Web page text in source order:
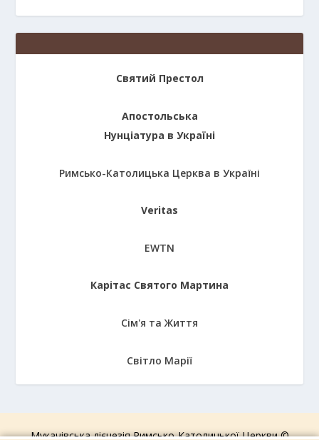
Святий Престол
Апостольська
Нунціатура в Україні
Римсько-Католицька Церква в Україні
Veritas
EWTN
Карітас Святого Мартина
Сім'я та Життя
Світло Марії
Мукачівська дієцезія Римсько-Католицької Церкви ©